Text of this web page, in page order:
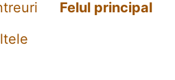
Felul principal